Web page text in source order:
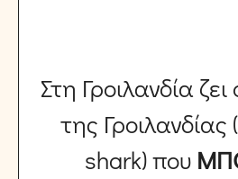
Στη Γροιλανδία
της
shark) που